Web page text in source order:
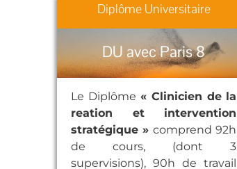
Diplôme Universitaire
DU avec Paris 8
Le Diplôme « Clinicien de la
reation et intervention
stratégique » comprend 92h
de cours, (dont 3
supervisions), 90h de travail